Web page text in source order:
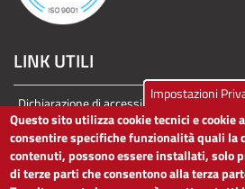
LINK UTILI
Dichiarazione di accessibilità
Obiettivi di accessibilità
Segnalaci problemi di accessibilità
Note legali
Privacy
Impostazioni
Questo sito utilizza cookie tecnici e
consentire specifiche funzionalità quali la
contenuti, possono essere installati, solo
di terze parti che consentono alla terza